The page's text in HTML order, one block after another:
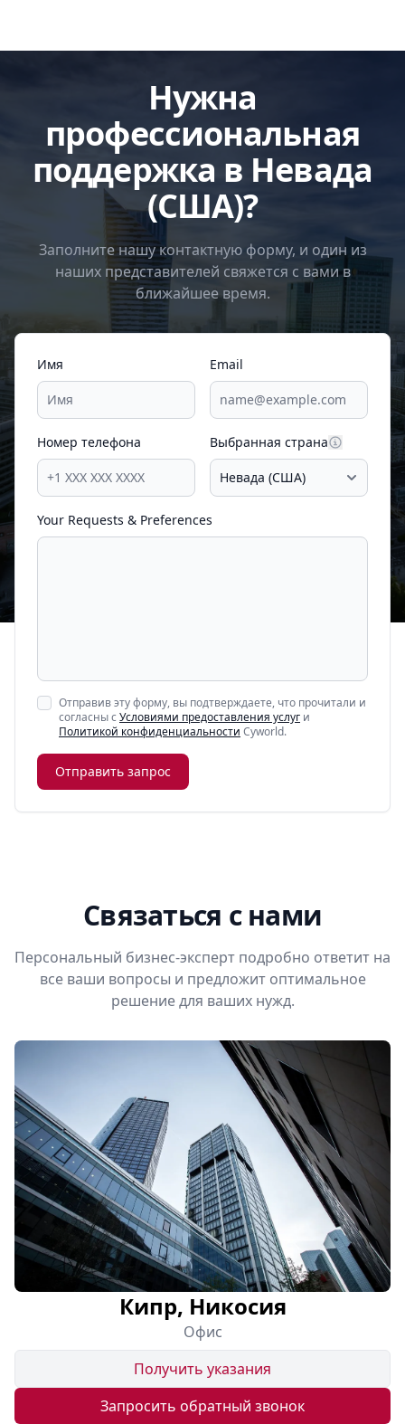
Нужна
профессиональная
поддержка в Невада
(США)?
Заполните нашу контактную форму, и один из
наших представителей свяжется с вами в
ближайшее время.
Имя Email
Номер телефона Выбранная страна
Your Requests & Preferences
Отправив эту форму, вы подтверждаете, что прочитали и
согласны сУсловиями предоставления услуг и
Политикой конфиденциальности Cyworld.
Отправить запрос
Связаться с нами
Персональный бизнес-эксперт подробно ответит на
все ваши вопросы и предложит оптимальное
решение для ваших нужд.
Кипр, Никосия
Офис
Получить указания
Запросить обратный звонок